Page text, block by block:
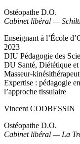
Ostéopathe D.O.
Cabinet libéral —
Enseignant à l’École
2023
DIU Pédagogie des
DU Santé, Diététique
Masseur-
Expertise : pédagogie
l’approche tissulaire
Vincent CODBESSIN
Ostéopathe D.O.
Cabinet libéral — La